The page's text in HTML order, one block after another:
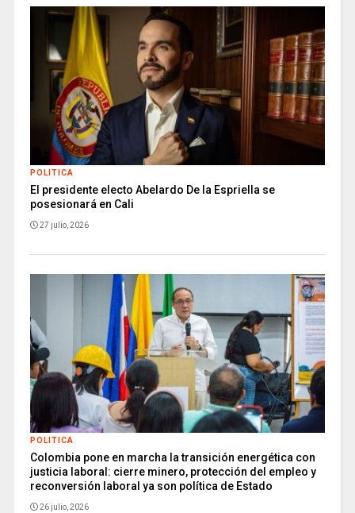
POLITICA
El presidente electo Abelardo De la Espriella se
posesionará en Cali
27 julio, 2026
POLITICA
Colombia pone en marcha la transición energética con
justicia laboral: cierre minero, protección del empleo y
reconversión laboral ya son política de Estado
26 julio, 2026